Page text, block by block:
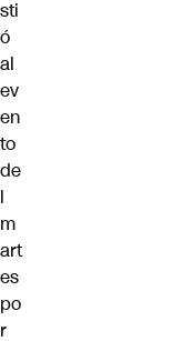
sti
ó
al
ev
en
to
de
l
m
art
es
po
r